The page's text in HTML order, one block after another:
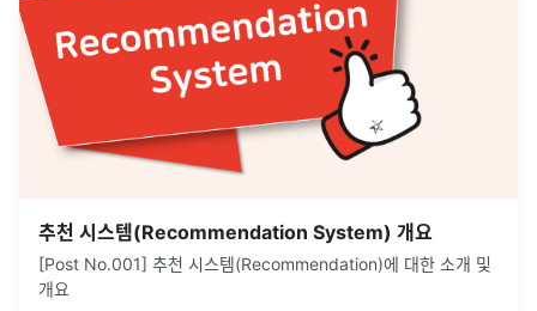
추천 시스템(Recommendation System) 개요
[Post No.001] 추천 시스템(Recommendation)에 대한 소개 및
개요